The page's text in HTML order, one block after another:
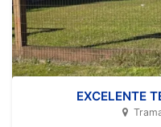
EXCELENTE